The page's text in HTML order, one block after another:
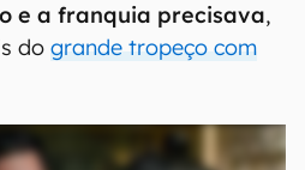
e a franquia precisava,
do grande tropeço com